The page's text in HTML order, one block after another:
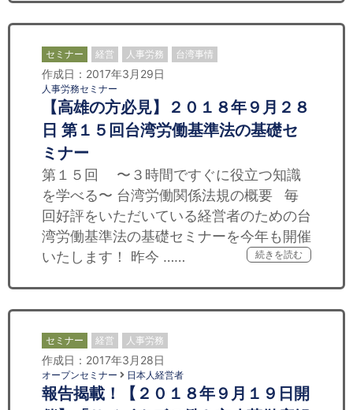
セミナー 経営 人事労務 台湾事情
作成日：2017年3月29日
人事労務セミナー
【高雄の方必見】２０１８年９月２８
日 第１５回台湾労働基準法の基礎セ
ミナー
第１５回 〜３時間ですぐに役立つ知識
を学べる〜 台湾労働関係法規の概要 毎
回好評をいただいている経営者のための台
湾労働基準法の基礎セミナーを今年も開催
いたします！ 昨今 ……
続きを読む
セミナー 経営 人事労務
作成日：2017年3月28日
オープンセミナー 日本人経営者
報告揭載！【２０１８年９月１９日開